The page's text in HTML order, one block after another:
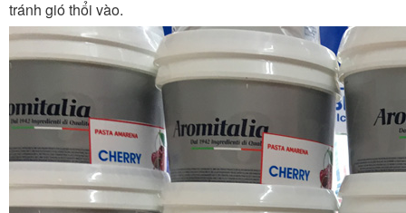
tránh gió thổi vào.